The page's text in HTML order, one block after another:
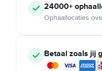
24000+
Ophaallocaties
Betaal zoals jij